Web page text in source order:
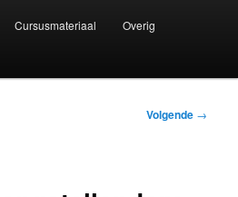
Cursusmateriaal Overig
Volgende →